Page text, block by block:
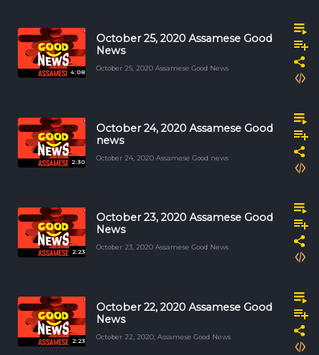
4:08
October 25, 2020 Assamese Good
News
October 25, 2020 Assamese Good News
2:30
October 24, 2020 Assamese Good
news
October 24, 2020 Assamese Good news
2:23
October 23, 2020 Assamese Good
News
October 23, 2020 Assamese Good News
2:23
October 22, 2020 Assamese Good
News
October 22, 2020, Assamese Good News